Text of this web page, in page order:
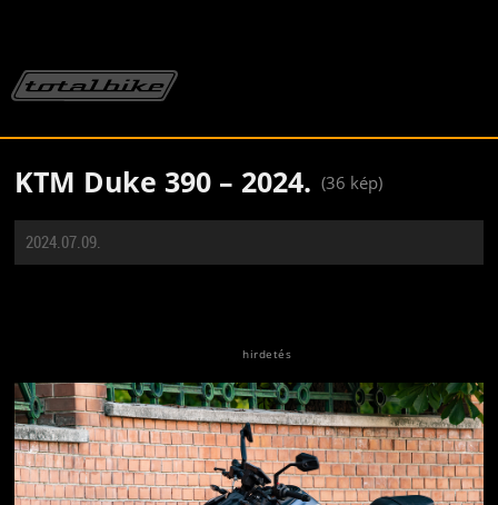
KTM Duke 390 – 2024. (36 kép)
2024.07.09.
Jön még kép!